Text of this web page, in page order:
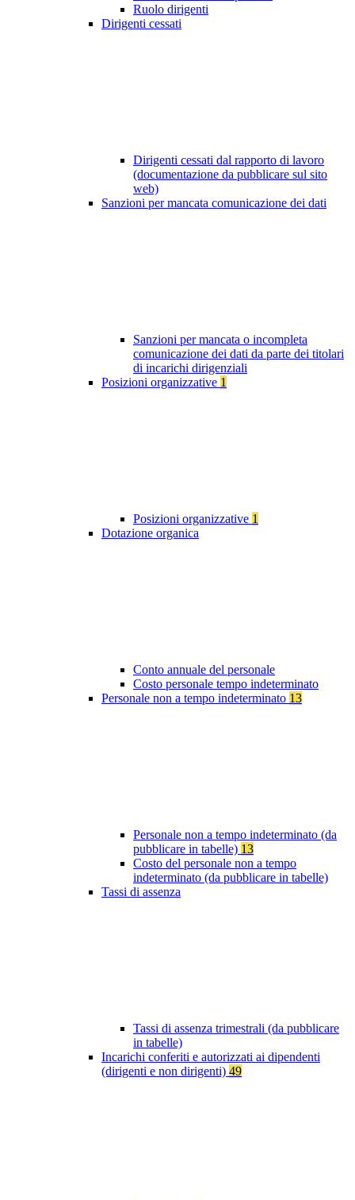
Ruolo dirigenti
Dirigenti cessati
Dirigenti cessati dal rapporto di lavoro
(documentazione da pubblicare sul sito
web)
Sanzioni per mancata comunicazione dei dati
Sanzioni per mancata o incompleta
comunicazione dei dati da parte dei titolari
di incarichi dirigenziali
Posizioni organizzative 1
Posizioni organizzative 1
Dotazione organica
Conto annuale del personale
Costo personale tempo indeterminato
Personale non a tempo indeterminato 13
Personale non a tempo indeterminato (da
pubblicare in tabelle) 13
Costo del personale non a tempo
indeterminato (da pubblicare in tabelle)
Tassi di assenza
Tassi di assenza trimestrali (da pubblicare
in tabelle)
Incarichi conferiti e autorizzati ai dipendenti
(dirigenti e non dirigenti) 49